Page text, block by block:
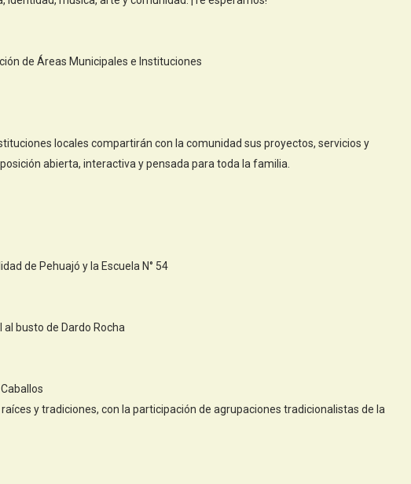
de Áreas Municipales e Instituciones
locales compartirán con la comunidad sus proyectos, servicios y
abierta, interactiva y pensada para toda la familia.
de Pehuajó y la Escuela N° 54
busto de Dardo Rocha
y tradiciones, con la participación de agrupaciones tradicionalistas de la